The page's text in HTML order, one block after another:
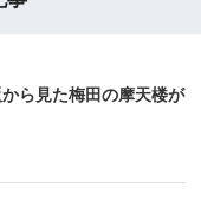
ら見た梅田の摩天楼が